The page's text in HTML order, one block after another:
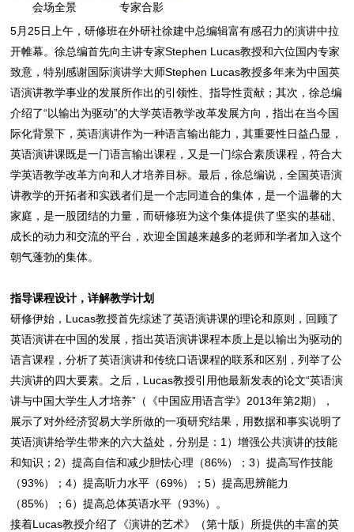
会场全景
专家合影
5月25日上午，研修班在外研社徐建中总编辑富有感召力的演讲中拉
开帷幕。徐总编首先向主讲专家Stephen Lucas教授和六位国内专家
致意，特别感谢国际演讲学大师Stephen Lucas教授多年来为中国英
语演讲教学事业的发展所作出的引领性、指导性贡献；其次，徐总编
介绍了“以输出为驱动”的大学英语教学改革发展方向，指出在当今国
际化背景下，英语演讲作为一种语言输出能力，其重要性日益凸显，
英语演讲课既是一门语言输出课程，又是一门综合素质课程，符合大
学英语教学改革方向和人才培养目标。最后，徐总编说，全国英语演
讲教学的开拓者和实践者们是一个志同道合的集体，是一个温馨的大
家庭，是一股团结的力量，而研修班为这个集体提供了坚实的基础、
成长的动力和交流的平台，欢迎全国越来越多的老师和学者加入这个
朝气蓬勃的集体。
指导课程设计，详解教学计划
研修伊始，Lucas教授首先综述了英语演讲课的理论和原则，回顾了
英语演讲在中国的发展，指出英语演讲课程本质上是以输出为驱动的
语言课程，分析了英语演讲和传统口语课程的联系和区别，列举了公
共演讲的四大要素。之后，Lucas教授引用他最新发表的论文“英语演
讲与中国大学生人才培养”（《中国应用语言学》2013年第2期），
展示了对外经济贸易大学所做的一项研究结果，用数据和事实说明了
英语演讲给学生带来的六大益处，分别是：1）增强公共演讲的技能
和知识；2）提高自信和减少胆怯心理（86%）；3）提高写作技能
（93%）；4）提高听力水平（69%）；5）提高思辨能力
（85%）；6）提高总体英语水平（93%）。
接着Lucas教授介绍了《演讲的艺术》（第十版）所提供的丰富的英